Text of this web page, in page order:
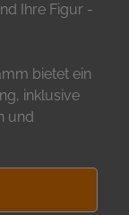
Ihre Figur -
bietet ein
inklusive
und